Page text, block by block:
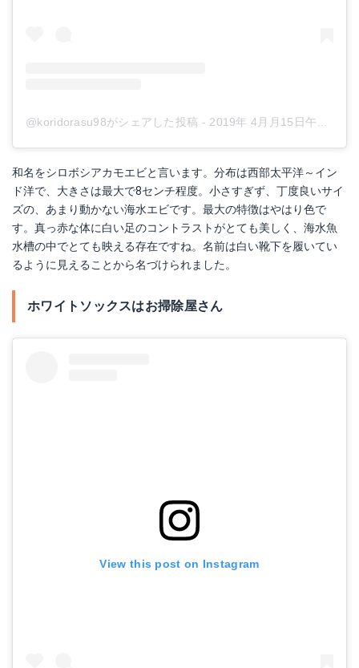
@koridorasu98がシェアした投稿 - 2019年 4月月15日午前3時15分PDT
和名をシロボシアカモエビと言います。分布は西部太平洋～イン
ド洋で、大きさは最大で8センチ程度。小さすぎず、丁度良いサイ
ズの、あまり動かない海水エビです。最大の特徴はやはり色で
す。真っ赤な体に白い足のコントラストがとても美しく、海水魚
水槽の中でとても映える存在ですね。名前は白い靴下を履いてい
るように見えることから名づけられました。
ホワイトソックスはお掃除屋さん
View this post on Instagram